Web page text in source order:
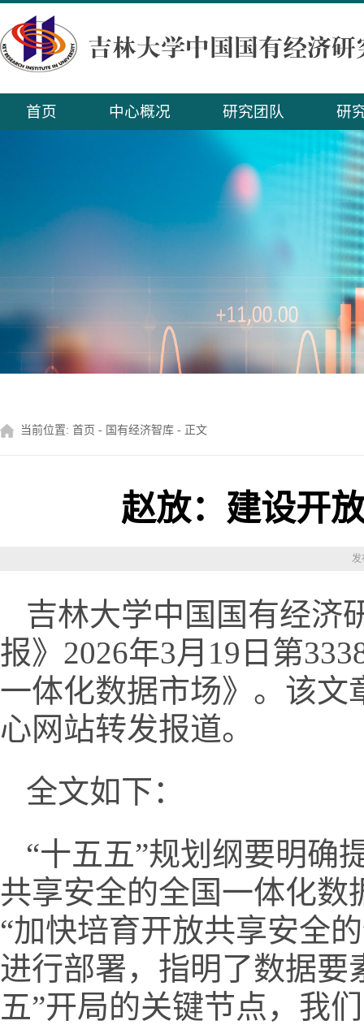
首页 中心概况 研究团队 研
当前位置: 首页 - 国有经济智库 - 正文
赵放：建设开
发
吉林大学中国国有经济
报》2026年3月19日第
一体化数据市场》。该文
心网站转发报道。
全文如下：
“十五五”规划纲要明确
共享安全的全国一体化数
“加快培育开放共享安全
进行部署，指明了数据要
五”开局的关键节点，我